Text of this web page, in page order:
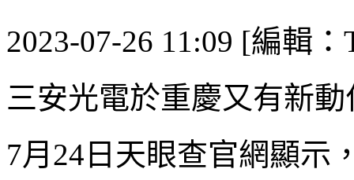
2023-07-26 11:09 [編輯
三安光電於重慶又有新
7月24日天眼查官網顯示